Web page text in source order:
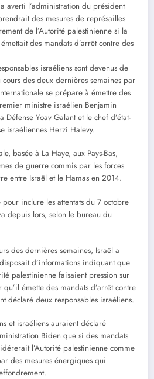
averti l’administration du président
des mesures de représailles
de l’Autorité palestinienne si la
des mandats d’arrêt contre des
israéliens sont devenus de
des deux dernières semaines par
se prépare à émettre des
ministre israélien Benjamin
Yoav Galant et le chef d’état-
israéliennes Herzi Halevy.
basée à La Haye, aux Pays-Bas,
de guerre commis par les forces
entre Israël et le Hamas en 2014.
inclure les attentats du 7 octobre
depuis lors, selon le bureau du
des dernières semaines, Israël a
d’informations indiquant que
palestinienne faisaient pression sur
émette des mandats d’arrêt contre
déclaré deux responsables israéliens.
et israéliens auraient déclaré
Biden que si des mandats
l’Autorité palestinienne comme
des mesures énergiques qui